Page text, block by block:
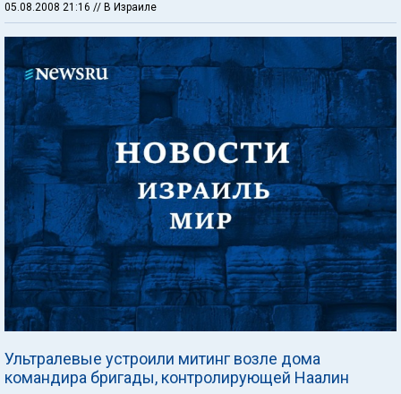
05.08.2008 21:16 // В Израиле
Ультралевые устроили митинг возле дома
командира бригады, контролирующей Наалин